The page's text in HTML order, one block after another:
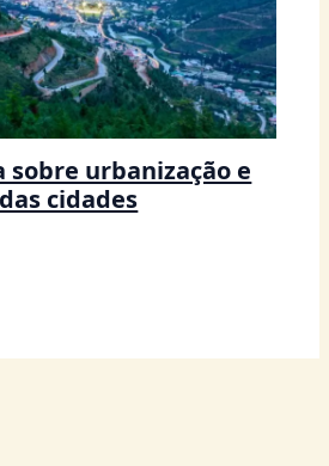
sobre urbanização e
cidades